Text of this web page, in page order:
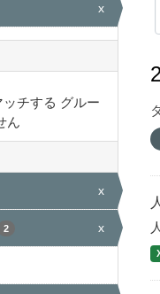
x
チする グルー
ん
x
2 x